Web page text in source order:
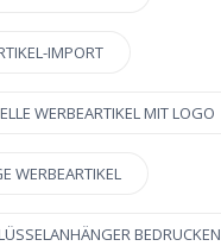
IMPORT
WERBEARTIKEL MIT LOGO
WERBEARTIKEL
BEDRUCKEN